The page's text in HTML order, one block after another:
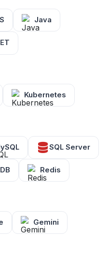
Java
Kubernetes
SQL Server
Redis
Gemini